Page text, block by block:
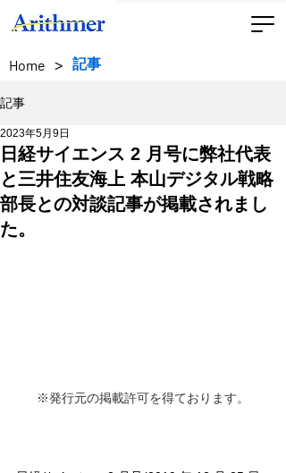
Home > 記事
記事
日経サイエンス 2 月号に弊社代表
と三井住友海上 本山デジタル戦略
部長との対談記事が掲載されまし
た。
2023年5月9日
※発行元の掲載許可を得ております。